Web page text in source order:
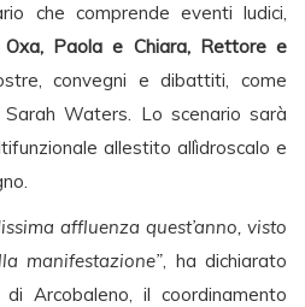
che comprende eventi ludici,
Oxa, Paola e Chiara, Rettore e
convegni e dibattiti, come
Sarah Waters. Lo scenario sarà
allestito allìdroscalo e
affluenza quest’anno, visto
manifestazione”, ha dichiarato
Arcobaleno, il coordinamento